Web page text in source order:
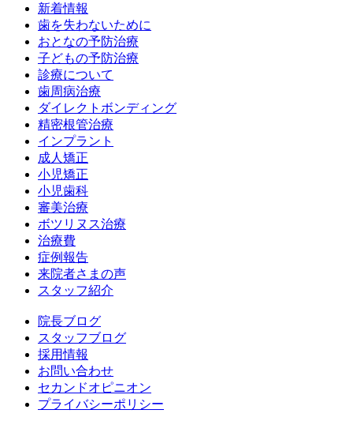
新着情報
歯を失わないために
おとなの予防治療
子どもの予防治療
診療について
歯周病治療
ダイレクトボンディング
精密根管治療
インプラント
成人矯正
小児矯正
小児歯科
審美治療
ボツリヌス治療
治療費
症例報告
来院者さまの声
スタッフ紹介
院長ブログ
スタッフブログ
採用情報
お問い合わせ
セカンドオピニオン
プライバシーポリシー